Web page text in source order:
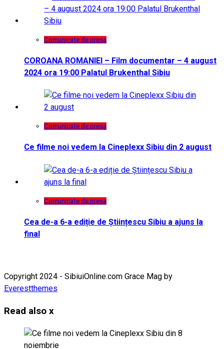
Comunicate de presa
COROANA ROMANIEI – Film documentar – 4 august
2024 ora 19:00 Palatul Brukenthal Sibiu
Comunicate de presa
Ce filme noi vedem la Cineplexx Sibiu din 2 august
Comunicate de presa
Cea de-a 6-a ediție de Științescu Sibiu a ajuns la
final
Copyright 2024 - SibiuiOnline.com Grace Mag by
Everestthemes
Read also x